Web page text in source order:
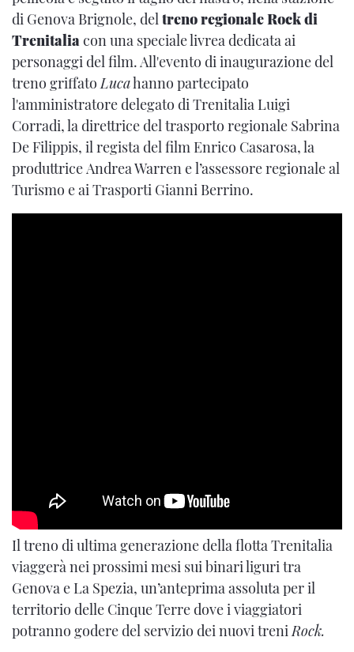
di Genova Brignole, deltreno regionale Rock di
Trenitaliacon una speciale livrea dedicata ai
personaggi del film. All'evento di inaugurazione del
treno griffatoLucahanno partecipato
l'amministratore delegato di Trenitalia Luigi
Corradi, la direttrice del trasporto regionale Sabrina
De Filippis, il regista del film Enrico Casarosa, la
produttrice Andrea Warren e l’assessore regionale al
Turismo e ai Trasporti Gianni Berrino.
Il treno di ultima generazione della flotta Trenitalia
viaggerà nei prossimi mesi sui binari liguri tra
Genova e La Spezia, un’anteprima assoluta per il
territorio delle Cinque Terre dove i viaggiatori
potranno godere del servizio dei nuovi treniRock.